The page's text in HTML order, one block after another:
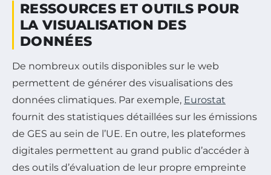
RESSOURCES ET OUTILS POUR
LA VISUALISATION DES
DONNÉES
De nombreux outils disponibles sur le web
permettent de générer des visualisations des
données climatiques. Par exemple, Eurostat
fournit des statistiques détaillées sur les émissions
de GES au sein de l’UE. En outre, les plateformes
digitales permettent au grand public d’accéder à
des outils d’évaluation de leur propre empreinte